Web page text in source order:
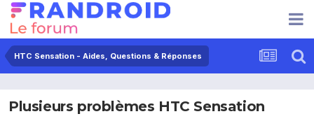
HTC Sensation - Aides, Questions & Réponses
Plusieurs problèmes HTC Sensation